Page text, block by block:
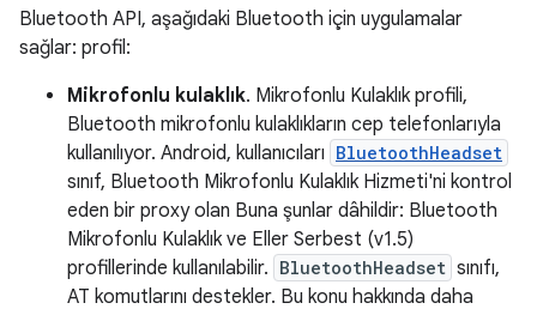
Bluetooth API, aşağıdaki Bluetooth için uygulamalar
sağlar: profil:
Mikrofonlu kulaklık. Mikrofonlu Kulaklık profili,
Bluetooth mikrofonlu kulaklıkların cep telefonlarıyla
kullanılıyor. Android, kullanıcıları BluetoothHeadset
sınıf, Bluetooth Mikrofonlu Kulaklık Hizmeti'ni kontrol
eden bir proxy olan Buna şunlar dâhildir: Bluetooth
Mikrofonlu Kulaklık ve Eller Serbest (v1.5)
profillerinde kullanılabilir. BluetoothHeadset sınıfı,
AT komutlarını destekler. Bu konu hakkında daha